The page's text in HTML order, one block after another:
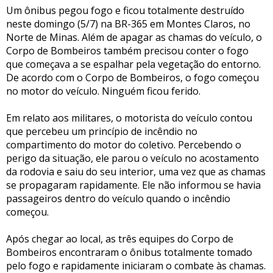
Um ônibus pegou fogo e ficou totalmente destruído
neste domingo (5/7) na BR-365 em Montes Claros, no
Norte de Minas. Além de apagar as chamas do veículo, o
Corpo de Bombeiros também precisou conter o fogo
que começava a se espalhar pela vegetação do entorno.
De acordo com o Corpo de Bombeiros, o fogo começou
no motor do veículo. Ninguém ficou ferido.
Em relato aos militares, o motorista do veículo contou
que percebeu um princípio de incêndio no
compartimento do motor do coletivo. Percebendo o
perigo da situação, ele parou o veículo no acostamento
da rodovia e saiu do seu interior, uma vez que as chamas
se propagaram rapidamente. Ele não informou se havia
passageiros dentro do veículo quando o incêndio
começou.
Após chegar ao local, as três equipes do Corpo de
Bombeiros encontraram o ônibus totalmente tomado
pelo fogo e rapidamente iniciaram o combate às chamas.